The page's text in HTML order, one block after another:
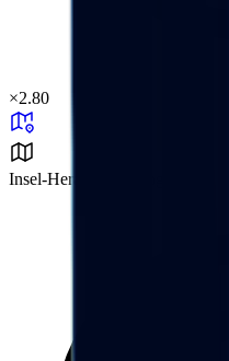
×2.80
Insel-Herausforderung